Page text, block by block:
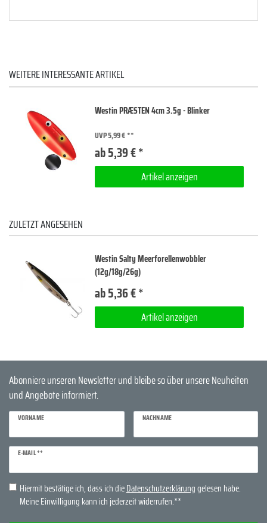
WEITERE INTERESSANTE ARTIKEL
Westin PRÆSTEN 4cm 3.5g - Blinker
UVP 5,99 €
ab 5,39 € *
Artikel anzeigen
ZULETZT ANGESEHEN
Westin Salty Meerforellenwobbler
(12g/18g/26g)
ab 5,36 € *
Artikel anzeigen
Abonniere unseren Newsletter und bleibe so über unsere Neuheiten
und Angebote informiert.
VORNAME NACHNAME
E-MAIL **
Newsletter
Honig
Hiermit bestätige ich, dass ich dieDaten­schutz­erklärunggelesen habe.
Meine Einwilligung kann ich jederzeit widerrufen.**